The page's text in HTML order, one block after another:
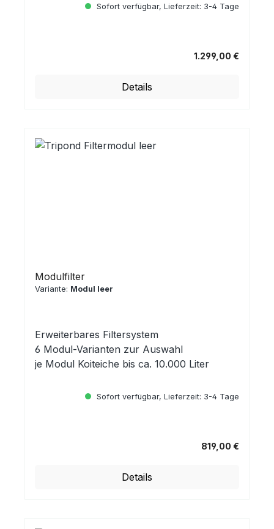
Sofort verfügbar, Lieferzeit: 3-4 Tage
1.299,00 €
Details
Modulfilter
Variante: Modul leer
Erweiterbares Filtersystem
6 Modul-Varianten zur Auswahl
je Modul Koiteiche bis ca. 10.000 Liter
Sofort verfügbar, Lieferzeit: 3-4 Tage
819,00 €
Details